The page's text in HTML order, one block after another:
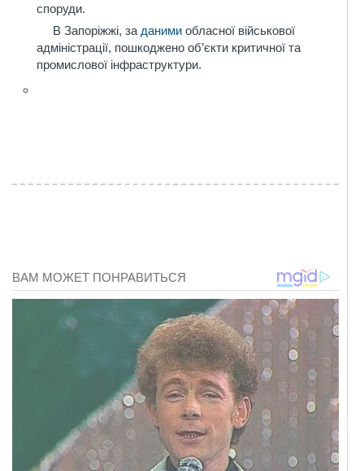
споруди.
В Запоріжжі, за даними обласної військової
адміністрації, пошкоджено об’єкти критичної та
промислової інфраструктури.